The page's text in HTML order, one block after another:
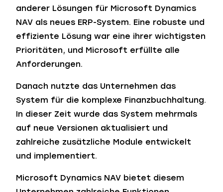
anderer Lösungen für Microsoft Dynamics
NAV als neues ERP-System. Eine robuste und
effiziente Lösung war eine ihrer wichtigsten
Prioritäten, und Microsoft erfüllte alle
Anforderungen.
Danach nutzte das Unternehmen das
System für die komplexe Finanzbuchhaltung.
In dieser Zeit wurde das System mehrmals
auf neue Versionen aktualisiert und
zahlreiche zusätzliche Module entwickelt
und implementiert.
Microsoft Dynamics NAV bietet diesem